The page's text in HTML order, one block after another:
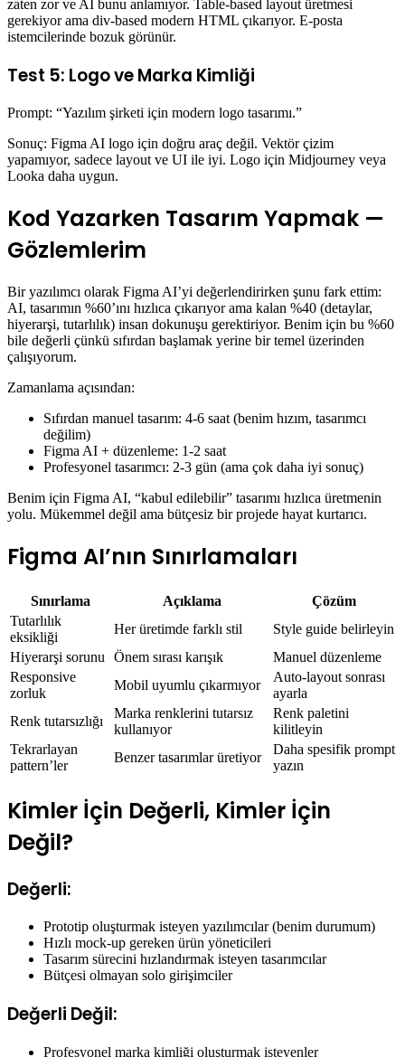
zaten zor ve AI bunu anlamıyor. Table-based layout üretmesi
gerekiyor ama div-based modern HTML çıkarıyor. E-posta
istemcilerinde bozuk görünür.
Test 5: Logo ve Marka Kimliği
Prompt: “Yazılım şirketi için modern logo tasarımı.”
Sonuç: Figma AI logo için doğru araç değil. Vektör çizim
yapamıyor, sadece layout ve UI ile iyi. Logo için Midjourney veya
Looka daha uygun.
Kod Yazarken Tasarım Yapmak —
Gözlemlerim
Bir yazılımcı olarak Figma AI’yi değerlendirirken şunu fark ettim:
AI, tasarımın %60’ını hızlıca çıkarıyor ama kalan %40 (detaylar,
hiyerarşi, tutarlılık) insan dokunuşu gerektiriyor. Benim için bu %60
bile değerli çünkü sıfırdan başlamak yerine bir temel üzerinden
çalışıyorum.
Zamanlama açısından:
Sıfırdan manuel tasarım: 4-6 saat (benim hızım, tasarımcı
değilim)
Figma AI + düzenleme: 1-2 saat
Profesyonel tasarımcı: 2-3 gün (ama çok daha iyi sonuç)
Benim için Figma AI, “kabul edilebilir” tasarımı hızlıca üretmenin
yolu. Mükemmel değil ama bütçesiz bir projede hayat kurtarıcı.
Figma AI’nın Sınırlamaları
Sınırlama Açıklama
Çözüm
Tutarlılık
eksikliği
Her üretimde farklı stil
Style guide belirleyin
Hiyerarşi sorunu
Önem sırası karışık
Manuel düzenleme
Responsive
zorluk
Mobil uyumlu çıkarmıyor
Auto-layout sonrası
ayarla
Renk tutarsızlığı
Marka renklerini tutarsız
kullanıyor
Renk paletini
kilitleyin
Tekrarlayan
pattern’ler
Benzer tasarımlar üretiyor
Daha spesifik prompt
yazın
Kimler İçin Değerli, Kimler İçin
Değil?
Değerli:
Prototip oluşturmak isteyen yazılımcılar (benim durumum)
Hızlı mock-up gereken ürün yöneticileri
Tasarım sürecini hızlandırmak isteyen tasarımcılar
Bütçesi olmayan solo girişimciler
Değerli Değil:
Profesyonel marka kimliği oluşturmak isteyenler